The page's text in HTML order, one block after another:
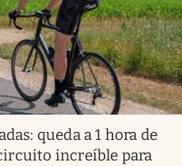
queda a 1 hora de
increíble para